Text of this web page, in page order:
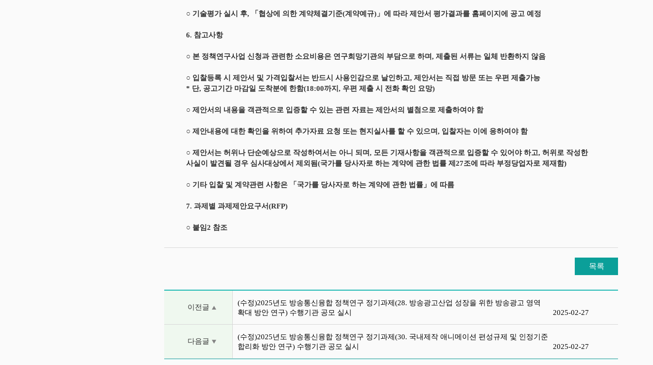
○ 기술평가 실시 후, 「협상에 의한 계약체결기준(계약예규)」에 따라 제안서 평가결과를 홈페이지에 공고 예정
6. 참고사항
○ 본 정책연구사업 신청과 관련한 소요비용은 연구희망기관의 부담으로 하며, 제출된 서류는 일체 반환하지 않음
○ 입찰등록 시 제안서 및 가격입찰서는 반드시 사용인감으로 날인하고, 제안서는 직접 방문 또는 우편 제출가능
* 단, 공고기간 마감일 도착분에 한함(18:00까지, 우편 제출 시 전화 확인 요망)
○ 제안서의 내용을 객관적으로 입증할 수 있는 관련 자료는 제안서의 별첨으로 제출하여야 함
○ 제안내용에 대한 확인을 위하여 추가자료 요청 또는 현지실사를 할 수 있으며, 입찰자는 이에 응하여야 함
○ 제안서는 허위나 단순예상으로 작성하여서는 아니 되며, 모든 기재사항을 객관적으로 입증할 수 있어야 하고, 허위로 작성한
사실이 발견될 경우 심사대상에서 제외됨(국가를 당사자로 하는 계약에 관한 법률 제27조에 따라 부정당업자로 제재함)
○ 기타 입찰 및 계약관련 사항은 「국가를 당사자로 하는 계약에 관한 법률」에 따름
7. 과제별 과제제안요구서(RFP)
○ 붙임2 참조
목록
이전글
(수정)2025년도 방송통신융합 정책연구 정기과제(28. 방송광고산업 성장을 위한 방송광고 영역
확대 방안 연구) 수행기관 공모 실시
2025-02-27
다음글
(수정)2025년도 방송통신융합 정책연구 정기과제(30. 국내제작 애니메이션 편성규제 및 인정기준
합리화 방안 연구) 수행기관 공모 실시
2025-02-27